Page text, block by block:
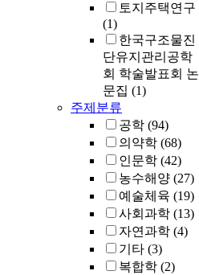
토지주택연구
(1)
한국구조물진
단유지관리공학
회 학술발표회 논
문집 (1)
주제분류
공학 (94)
의약학 (68)
인문학 (42)
농수해양 (27)
예술체육 (19)
사회과학 (13)
자연과학 (4)
기타 (3)
복합학 (2)